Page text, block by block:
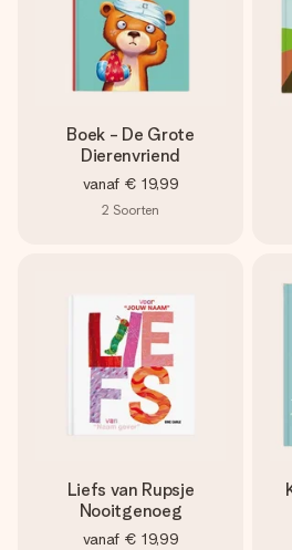
Boek - De Grote
Dierenvriend
vanaf € 19,99
2 Soorten
Liefs van Rupsje
Nooitgenoeg
vanaf € 19,99